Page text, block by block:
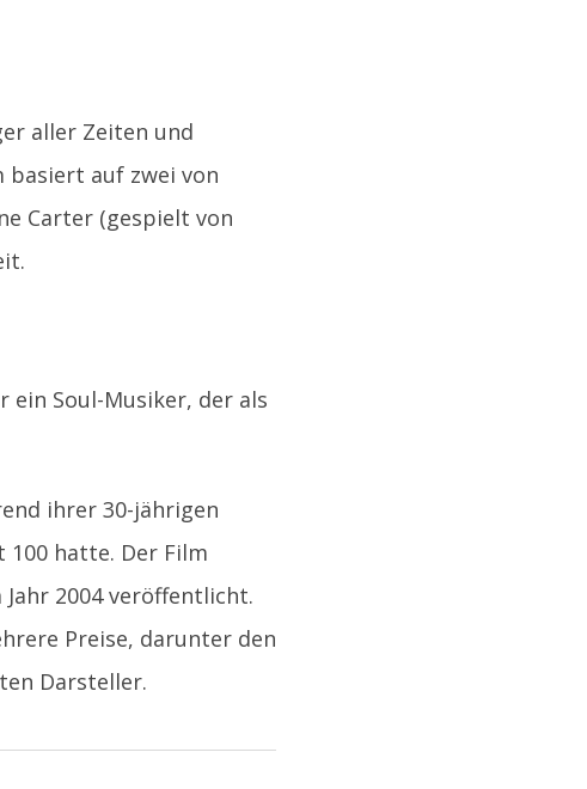
aller Zeiten und
auf zwei von
Carter (gespielt von
ein Soul-Musiker, der als
ihrer 30-jährigen
hatte. Der Film
2004 veröffentlicht.
Preise, darunter den
Darsteller.